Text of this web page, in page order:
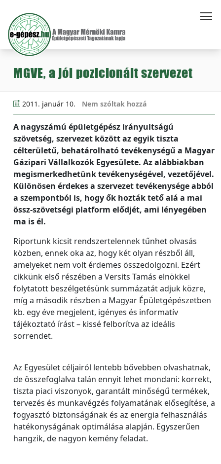
MGVE, a jól pozicionált szervezet
2011. január 10. Nem szóltak hozzá
A nagyszámú épületgépész irányultságú
szövetség, szervezet között az egyik tiszta
célterületű, behatárolható tevékenységű a Magyar
Gázipari Vállalkozók Egyesülete. Az alábbiakban
megismerkedhetünk tevékenységével, vezetőjével.
Különösen érdekes a szervezet tevékenysége abból
a szempontból is, hogy ők hozták tető alá a mai
össz-szövetségi platform elődjét, ami lényegében
ma is él.
Riportunk kicsit rendszertelennek tűnhet olvasás
közben, ennek oka az, hogy két olyan részből áll,
amelyeket nem volt érdemes összedolgozni. Ezért
cikkünk első részében a Versits Tamás elnökkel
folytatott beszélgetésünk summázatát adjuk közre,
míg a második részben a Magyar Épületgépészetben
kb. egy éve megjelent, igényes és informatív
tájékoztató írást – kissé felborítva az ideális
sorrendet.
Az Egyesület céljairól lentebb bővebben olvashatnak,
de összefoglalva talán ennyit lehet mondani: korrekt,
tiszta piaci viszonyok, garantált minőségű termékek,
tervezés és munkavégzés folyamatának elősegítése, a
fogyasztó biztonságának és az energia felhasználás
hatékonyságának optimálása alapján. Egyszerűen
hangzik, de nagyon kemény feladat.